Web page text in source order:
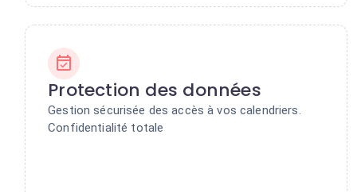
Protection des données
Gestion sécurisée des accès à vos calendriers.
Confidentialité totale